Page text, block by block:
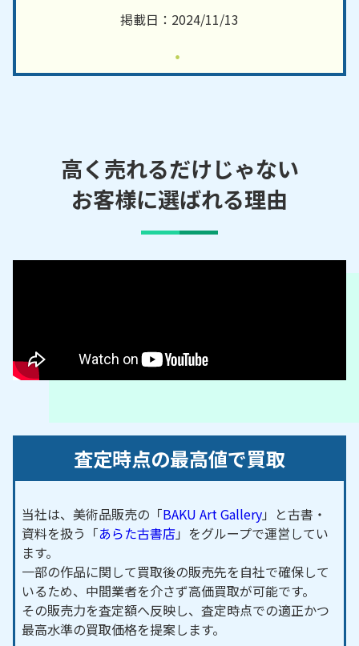
掲載日：2024/11/13
高く売れるだけじゃない
お客様に選ばれる理由
査定時点の最高値で買取
当社は、美術品販売の「BAKU Art Gallery」と古書・
資料を扱う「あらた古書店」をグループで運営してい
ます。
一部の作品に関して買取後の販売先を自社で確保して
いるため、中間業者を介さず高価買取が可能です。
その販売力を査定額へ反映し、査定時点での適正かつ
最高水準の買取価格を提案します。